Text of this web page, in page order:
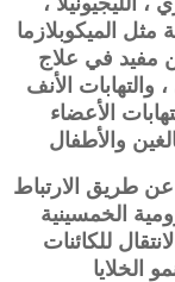
الميكوبلازما
مفيد في علاج
الأنف
الأعضاء
والأطفال
عن طريق الارتباط
الخمسينية
للكائنات
الخلايا